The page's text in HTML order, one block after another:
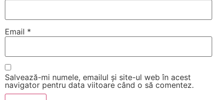
Email *
Salvează-mi numele, emailul și site-ul web în acest
navigator pentru data viitoare când o să comentez.